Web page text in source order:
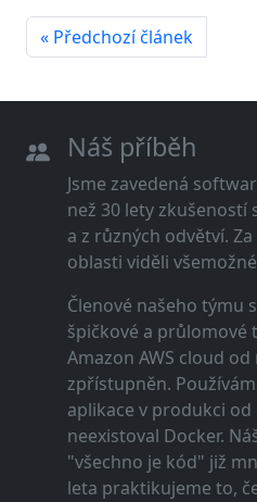
« Předchozí článek
Náš příběh
Jsme zavedená
než 30 lety
a z různých odvětví.
oblasti viděli
Členové našeho týmu
špičkové a průlomové
Amazon AWS cloud
zpřístupněn.
aplikace v produkci od
neexistoval Docker.
"všechno je kód" již
leta praktikujeme to,